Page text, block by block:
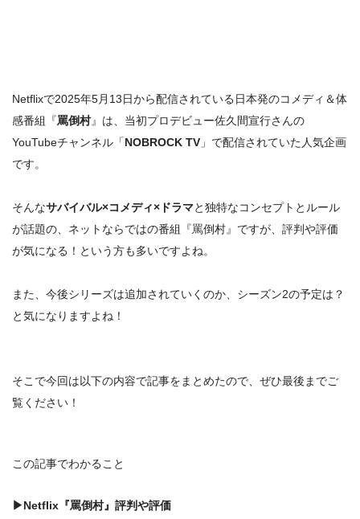
Netflixで2025年5月13日から配信されている日本発のコメディ＆体
感番組『罵倒村』は、当初プロデビュー佐久間宣行さんの
YouTubeチャンネル「NOBROCK TV 」で配信されていた人気企画
です。
そんなサバイバル×コメディ×ドラマと独特なコンセプトとルール
が話題の、ネットならではの番組『罵倒村』ですが、 評判や評価
が気になる！ という方も多いですよね。
また、 今後シリーズは追加されていくのか
シーズン2の予定は？
と気になりますよね！
そこで今回は以下の内容で記事をまとめたので、ぜひ最後までご
覧ください！
この記事でわかること
▶Netflix『罵倒村』 評判や評価